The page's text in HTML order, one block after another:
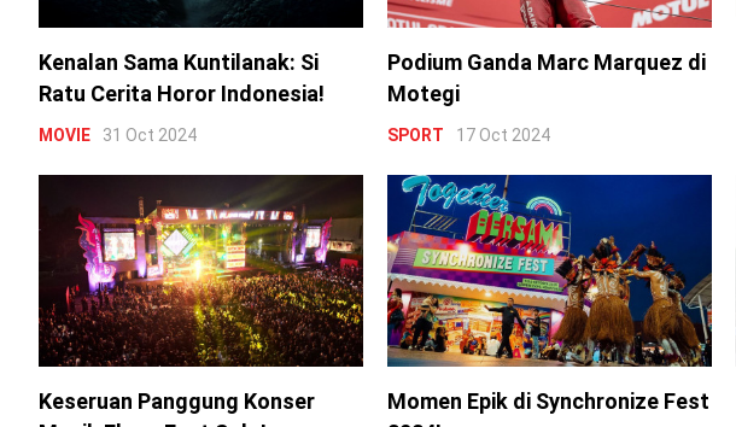
Kenalan Sama Kuntilanak: Si
Ratu Cerita Horor Indonesia!
MOVIE 31 Oct 2024
Podium Ganda Marc Marquez di
Motegi
SPORT 17 Oct 2024
Keseruan Panggung Konser
Momen Epik di Synchronize Fest